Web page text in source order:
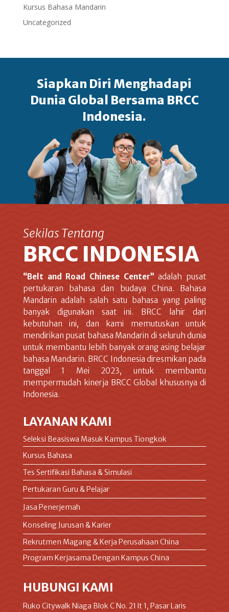
Kursus Bahasa Mandarin
Uncategorized
Siapkan Diri Menghadapi
Dunia Global Bersama BRCC
Indonesia.
Sekilas Tentang
BRCC INDONESIA
“Belt and Road Chinese Center” adalah pusat
pertukaran bahasa dan budaya China. Bahasa
Mandarin adalah salah satu bahasa yang paling
banyak digunakan saat ini. BRCC lahir dari
kebutuhan ini, dan kami memutuskan untuk
mendirikan pusat bahasa Mandarin di seluruh dunia
untuk membantu lebih banyak orang asing belajar
bahasa Mandarin. BRCC Indonesia diresmikan pada
tanggal 1 Mei 2023, untuk membantu
mempermudah kinerja BRCC Global khususnya di
Indonesia.
LAYANAN KAMI
Seleksi Beasiswa Masuk Kampus Tiongkok
Kursus Bahasa
Tes Sertifikasi Bahasa & Simulasi
Pertukaran Guru & Pelajar
Jasa Penerjemah
Konseling Jurusan & Karier
Rekrutmen Magang & Kerja Perusahaan China
Program Kerjasama Dengan Kampus China
HUBUNGI KAMI
Ruko Citywalk Niaga Blok C No. 21 lt 1, Pasar Laris